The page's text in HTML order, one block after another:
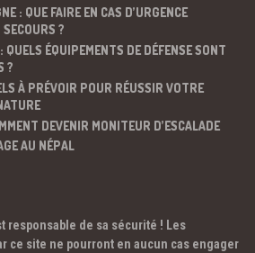
: QUE FAIRE EN CAS D’URGENCE
?
ÉQUIPEMENTS DE DÉFENSE SONT
?
À PRÉVOIR POUR RÉUSSIR VOTRE
DEVENIR MONITEUR D’ESCALADE
AU NÉPAL
responsable de sa sécurité ! Les
ce site ne pourront en aucun cas engager